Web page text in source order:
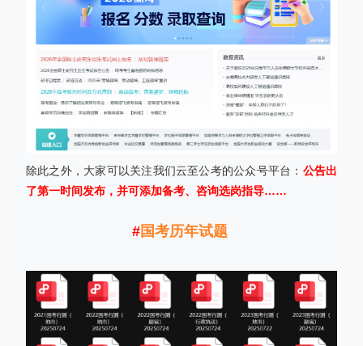
除此之外，大家可以关注我们云至公考的公众号平台： 公告出
了第一时间发布，并可添加备考、咨询选岗指导……
#国考历年试题